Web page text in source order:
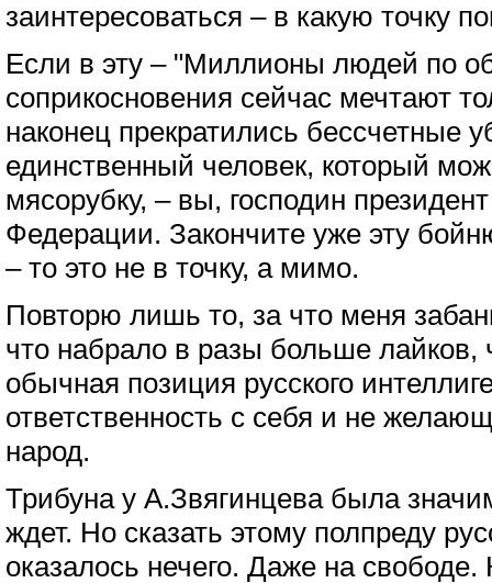
заинтересоваться – в какую точку
Если в эту – "Миллионы людей по
соприкосновения сейчас мечтают
наконец прекратились бессчетные
единственный человек, который
мясорубку, – вы, господин
Федерации. Закончите уже эту
– то это не в точку, а мимо.
Повторю лишь то, за что меня
что набрало в разы больше лайков,
обычная позиция русского
ответственность с себя и не
народ.
Трибуна у А.Звягинцева была
ждет. Но сказать этому полпреду
оказалось нечего. Даже на свободе.